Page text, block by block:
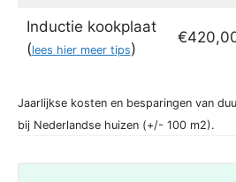
Inductie kookplaat
(lees hier meer tips)
Jaarlijkse kosten en besparingen van
bij Nederlandse huizen (+/- 100 m2).